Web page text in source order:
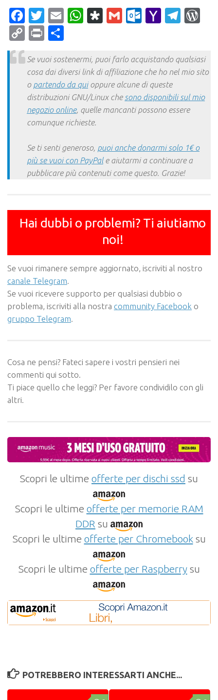
Facebook
Twitter
EmailWhatsApp
Diaspora
Gmail Yahoo
CopyPrint
Se vuoi sostenermi, puoi farlo acquistando qualsiasi
cosa dai diversi link di affiliazione che ho nel mio sito
o partendo da quioppure alcune di queste
distribuzioni GNU/Linux che sono disponibili sul mio
negozio online, quelle mancanti possono essere
comunque richieste.
Se ti senti generoso, puoi anche donarmi solo 1€ o
più se vuoi con PayPale aiutarmi a continuare a
pubblicare più contenuti come questo. Grazie!
Hai dubbi o problemi? Ti aiutiamo
noi!
Se vuoi rimanere sempre aggiornato, iscriviti al nostro
canale Telegram.
Se vuoi ricevere supporto per qualsiasi dubbio o
problema, iscriviti alla nostra community Facebook o
gruppo Telegram.
Cosa ne pensi? Fateci sapere i vostri pensieri nei
commenti qui sotto.
Ti piace quello che leggi? Per favore condividilo con gli
altri.
Scopri le ultime offerte per dischi ssd su
Scopri le ultime offerte per memorie RAM
DDR su
Scopri le ultime offerte per Chromebooksu
Scopri le ultime offerte per Raspberrysu
POTREBBERO INTERESSARTI ANCHE...